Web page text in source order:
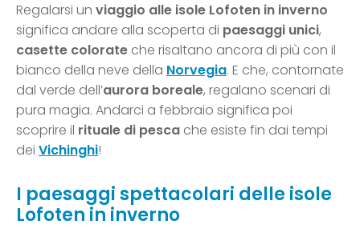
Regalarsi un viaggio alle isole Lofoten in inverno
significa andare alla scoperta di paesaggi unici,
casette colorate che risaltano ancora di più con il
bianco della neve della Norvegia. E che, contornate
dal verde dell’aurora boreale, regalano scenari di
pura magia. Andarci a febbraio significa poi
scoprire il rituale di pesca che esiste fin dai tempi
dei Vichinghi!
I paesaggi spettacolari delle isole
Lofoten in inverno